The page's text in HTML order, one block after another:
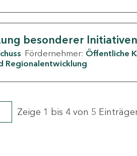
besonderer
Fördernehmer: Öffentliche
Regionalentwicklung
Zeige 1 bis 4 von 5